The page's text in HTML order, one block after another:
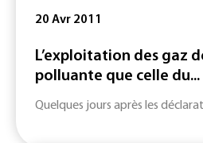
20 Avr 2011
L’exploitation des gaz
polluante que celle du...
Quelques jours après les